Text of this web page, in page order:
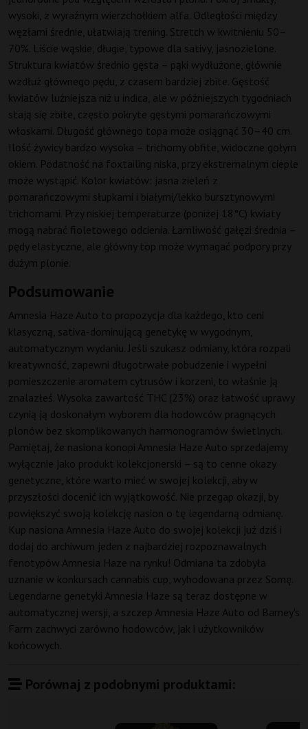
wysoki, z wyraźnym wierzchołkiem alfa. Odległości między
węzłami średnie, ułatwiają trening. Stretch w kwitnieniu 50–
70%. Liście wąskie, długie, typowe dla sativy, jasnozielone.
Struktura kwiatów średnio gęsta – pąki wydłużone, głównie
wzdłuż głównego pędu, z czasem bardziej zbite. Gęstość
kwiatów luźniejsza niż u indica, ale w późniejszych tygodniach
stają się zbite, często pokryte gęstymi pomarańczowymi
włoskami. Długość głównego topa może osiągnąć 30–40 cm.
Ilość żywicy bardzo wysoka – trichomy obfite, widoczne gołym
okiem. Podatność na foxtailing niska, przy ekstremalnym cieple
może wystąpić. Kolor kwiatów: jasna zieleń z
pomarańczowymi słupkami i białymi/lekko bursztynowymi
trichomami. Przy niskiej temperaturze (poniżej 18°C) kwiaty
mogą nabrać fioletowego odcienia. Łamliwość gałęzi średnia –
pędy elastyczne, ale główny top może wymagać podpory przy
dużym plonie.
Podsumowanie
Amnesia Haze Auto to propozycja dla każdego, kto ceni
klasyczną, sativa-dominującą genetykę w wygodnym,
automatycznym wydaniu. Jeśli szukasz odmiany, która rozpali
kreatywność, zapewni długotrwałe pobudzenie i wypełni
pomieszczenie aromatem cytrusów i korzeni, to właśnie ją
znalazłeś. Wysoka zawartość THC (23%) oraz łatwość uprawy
czynią ją doskonałym wyborem dla hodowców pragnących
plonów bez skomplikowanych harmonogramów świetlnych.
Pamiętaj, że nasiona konopi Amnesia Haze Auto sprzedajemy
wyłącznie jako produkt kolekcjonerski – są to cenne okazy
genetyczne, które warto mieć w swojej kolekcji, aby w
przyszłości docenić ich wyjątkowość. Nie przegap okazji, by
powiększyć swoją kolekcję nasion o tę legendarną odmianę.
Kup nasiona Amnesia Haze Auto do swojej kolekcji już dziś i
dodaj do archiwum jeden z najbardziej rozpoznawalnych
fenotypów Amnesia Haze na rynku! Odmiana ta zdobyła
uznanie w konkursach cannabis cup, wyhodowana przez Somę.
Legendarne genetyki Amnesia Haze są teraz dostępne w
automatycznej wersji, a szczep Amnesia Haze Auto od Barney's
Farm zachwyci zarówno hodowców, jak i użytkowników
końcowych.
Porównaj z podobnymi produktami: